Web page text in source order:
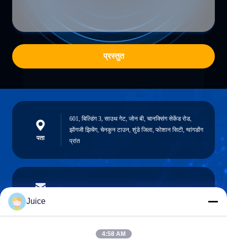
प्रस्तुत
पता
601, बिल्डिंग 3, साउथ गेट, जोन बी, चानक्सिंग सेकेंड रोड,
झोंगजी झिचेंग, चेनकुन टाउन, शुंडे जिला, फोशान सिटी, ग्वांगडोंग
प्रांत
ईमेल
Juice
4:58 AM